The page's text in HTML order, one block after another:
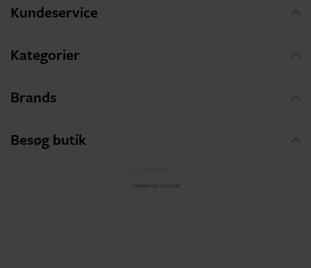
Kundeservice
Kategorier
Brands
Besøg butik
Prestashop udvikler